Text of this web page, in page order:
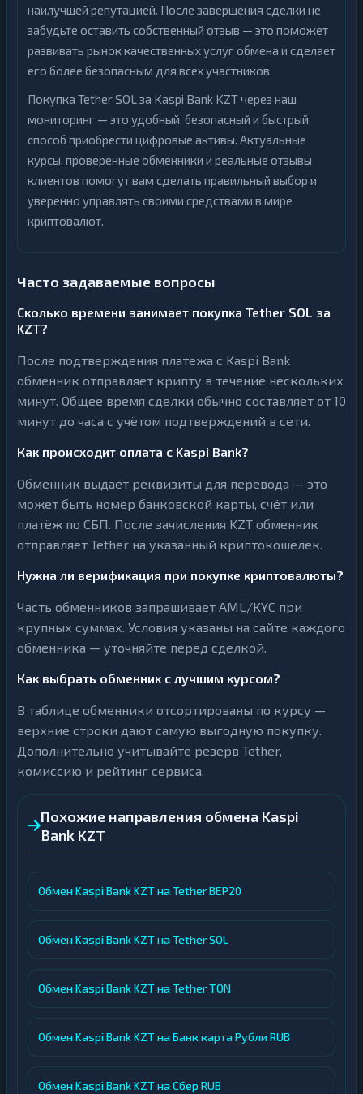
наилучшей репутацией. После завершения сделки не
забудьте оставить собственный отзыв — это поможет
развивать рынок качественных услуг обмена и сделает
его более безопасным для всех участников.
Покупка Tether SOL за Kaspi Bank KZT через наш
мониторинг — это удобный, безопасный и быстрый
способ приобрести цифровые активы. Актуальные
курсы, проверенные обменники и реальные отзывы
клиентов помогут вам сделать правильный выбор и
уверенно управлять своими средствами в мире
криптовалют.
Часто задаваемые вопросы
Сколько времени занимает покупка Tether SOL за
KZT?
После подтверждения платежа с Kaspi Bank
обменник отправляет крипту в течение нескольких
минут. Общее время сделки обычно составляет от 10
минут до часа с учётом подтверждений в сети.
Как происходит оплата с Kaspi Bank?
Обменник выдаёт реквизиты для перевода — это
может быть номер банковской карты, счёт или
платёж по СБП. После зачисления KZT обменник
отправляет Tether на указанный криптокошелёк.
Нужна ли верификация при покупке криптовалюты?
Часть обменников запрашивает AML/KYC при
крупных суммах. Условия указаны на сайте каждого
обменника — уточняйте перед сделкой.
Как выбрать обменник с лучшим курсом?
В таблице обменники отсортированы по курсу —
верхние строки дают самую выгодную покупку.
Дополнительно учитывайте резерв Tether,
комиссию и рейтинг сервиса.
Похожие направления обмена Kaspi
Bank KZT
Обмен Kaspi Bank KZT на Tether BEP20
Обмен Kaspi Bank KZT на Tether SOL
Обмен Kaspi Bank KZT на Tether TON
Обмен Kaspi Bank KZT на Банк карта Рубли RUB
Обмен Kaspi Bank KZT на Сбер RUB